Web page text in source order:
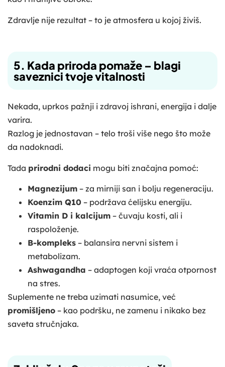
Zdravlje nije rezultat – to je atmosfera u kojoj živiš.
5. Kada priroda pomaže – blagi
saveznici tvoje vitalnosti
Nekada, uprkos pažnji i zdravoj ishrani, energija i dalje
varira.
Razlog je jednostavan – telo troši više nego što može
da nadoknadi.
Tada prirodni dodaci mogu biti značajna pomoć:
Magnezijum – za mirniji san i bolju regeneraciju.
Koenzim Q10 – podržava ćelijsku energiju.
Vitamin D i kalcijum – čuvaju kosti, ali i
raspoloženje.
B-kompleks – balansira nervni sistem i
metabolizam.
Ashwagandha – adaptogen koji vraća otpornost
na stres.
Suplemente ne treba uzimati nasumice, već
promišljeno – kao podršku, ne zamenu i nikako bez
saveta stručnjaka.